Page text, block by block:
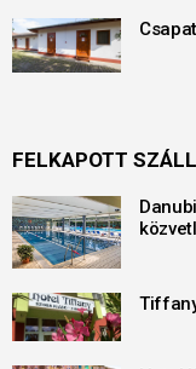
FELKAPOTT